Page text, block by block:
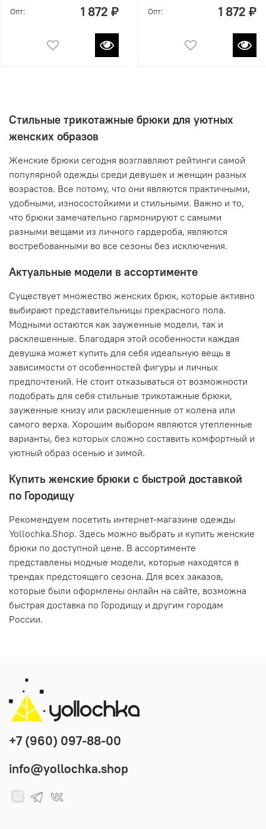
Опт: 1 872 ₽ Опт: 1 872 ₽
Стильные трикотажные брюки для уютных
женских образов
Женские брюки сегодня возглавляют рейтинги самой
популярной одежды среди девушек и женщин разных
возрастов. Все потому, что они являются практичными,
удобными, износостойкими и стильными. Важно и то,
что брюки замечательно гармонируют с самыми
разными вещами из личного гардероба, являются
востребованными во все сезоны без исключения.
Актуальные модели в ассортименте
Существует множество женских брюк, которые активно
выбирают представительницы прекрасного пола.
Модными остаются как зауженные модели, так и
расклешенные. Благодаря этой особенности каждая
девушка может купить для себя идеальную вещь в
зависимости от особенностей фигуры и личных
предпочтений. Не стоит отказываться от возможности
подобрать для себя стильные трикотажные брюки,
зауженные книзу или расклешенные от колена или
самого верха. Хорошим выбором являются утепленные
варианты, без которых сложно составить комфортный и
уютный образ осенью и зимой.
Купить женские брюки с быстрой доставкой
по Городищу
Рекомендуем посетить интернет-магазине одежды
Yollochka.Shop. Здесь можно выбрать и купить женские
брюки по доступной цене. В ассортименте
представлены модные модели, которые находятся в
трендах предстоящего сезона. Для всех заказов,
которые были оформлены онлайн на сайте, возможна
быстрая доставка по Городищу и другим городам
России.
+7 (960) 097-88-00
info@yollochka.shop